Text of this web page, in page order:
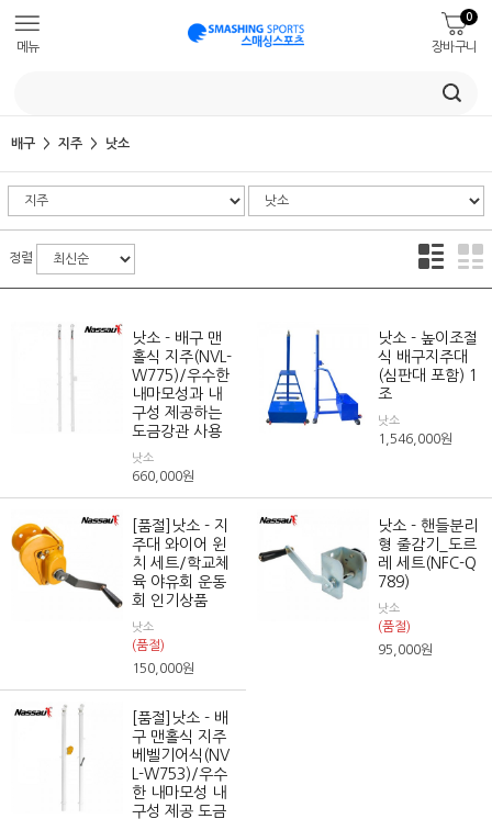
메뉴 장바구니
0
배구 지주 낫소
정렬
낫소 - 배구 맨
홀식 지주(NVL-
W775)/우수한
내마모성과 내
구성 제공하는
도금강관 사용
낫소
660,000원
낫소 - 높이조절
식 배구지주대
(심판대 포함) 1
조
낫소
1,546,000원
[품절]낫소 - 지
주대 와이어 윈
치 세트/학교체
육 야유회 운동
회 인기상품
낫소
(품절)
150,000원
낫소 - 핸들분리
형 줄감기_도르
레 세트(NFC-Q
789)
낫소
(품절)
95,000원
[품절]낫소 - 배
구 맨홀식 지주
베벨기어식(NV
L-W753)/우수
한 내마모성 내
구성 제공 도금